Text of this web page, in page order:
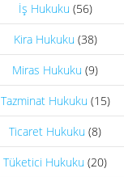
İş Hukuku (56)
Kira Hukuku (38)
Miras Hukuku (9)
Tazminat Hukuku (15)
Ticaret Hukuku (8)
Tüketici Hukuku (20)